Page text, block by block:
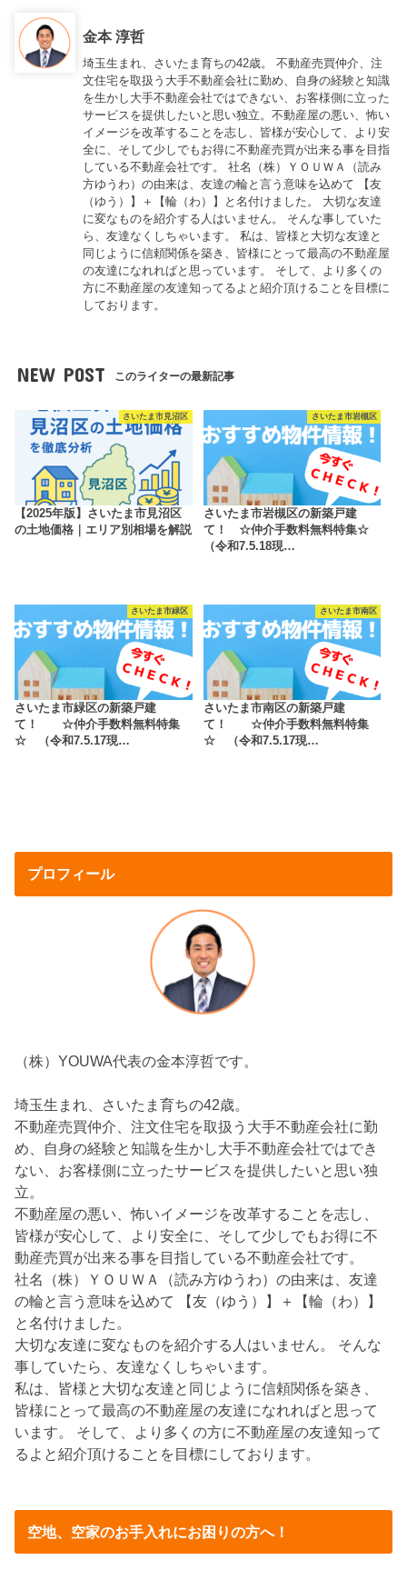
金本 淳哲
埼玉生まれ、さいたま育ちの42歳。 不動産売買仲介、注
文住宅を取扱う大手不動産会社に勤め、自身の経験と知識
を生かし大手不動産会社ではできない、お客様側に立った
サービスを提供したいと思い独立。不動産屋の悪い、怖い
イメージを改革することを志し、皆様が安心して、より安
全に、そして少しでもお得に不動産売買が出来る事を目指
している不動産会社です。 社名（株）ＹＯＵＷＡ（読み
方ゆうわ）の由来は、友達の輪と言う意味を込めて 【友
（ゆう）】＋【輪（わ）】と名付けました。 大切な友達
に変なものを紹介する人はいません。 そんな事していた
ら、友達なくしちゃいます。 私は、皆様と大切な友達と
同じように信頼関係を築き、皆様にとって最高の不動産屋
の友達になれればと思っています。 そして、より多くの
方に不動産屋の友達知ってるよと紹介頂けることを目標に
しております。
NEW POST このライターの最新記事
さいたま市見沼区
【2025年版】さいたま市見沼区
の土地価格｜エリア別相場を解説
さいたま市岩槻区
さいたま市岩槻区の新築戸建
て！ ☆仲介手数料無料特集☆
（令和7.5.18現…
さいたま市緑区
さいたま市緑区の新築戸建
て！ ☆仲介手数料無料特集
☆ （令和7.5.17現…
さいたま市南区
さいたま市南区の新築戸建
て！ ☆仲介手数料無料特集
☆ （令和7.5.17現…
プロフィール
（株）YOUWA代表の金本淳哲です。
埼玉生まれ、さいたま育ちの42歳。
不動産売買仲介、注文住宅を取扱う大手不動産会社に勤
め、自身の経験と知識を生かし大手不動産会社ではでき
ない、お客様側に立ったサービスを提供したいと思い独
立。
不動産屋の悪い、怖いイメージを改革することを志し、
皆様が安心して、より安全に、そして少しでもお得に不
動産売買が出来る事を目指している不動産会社です。
社名（株）ＹＯＵＷＡ（読み方ゆうわ）の由来は、友達
の輪と言う意味を込めて 【友（ゆう）】＋【輪（わ）】
と名付けました。
大切な友達に変なものを紹介する人はいません。 そんな
事していたら、友達なくしちゃいます。
私は、皆様と大切な友達と同じように信頼関係を築き、
皆様にとって最高の不動産屋の友達になれればと思って
います。 そして、より多くの方に不動産屋の友達知って
るよと紹介頂けることを目標にしております。
空地、空家のお手入れにお困りの方へ！